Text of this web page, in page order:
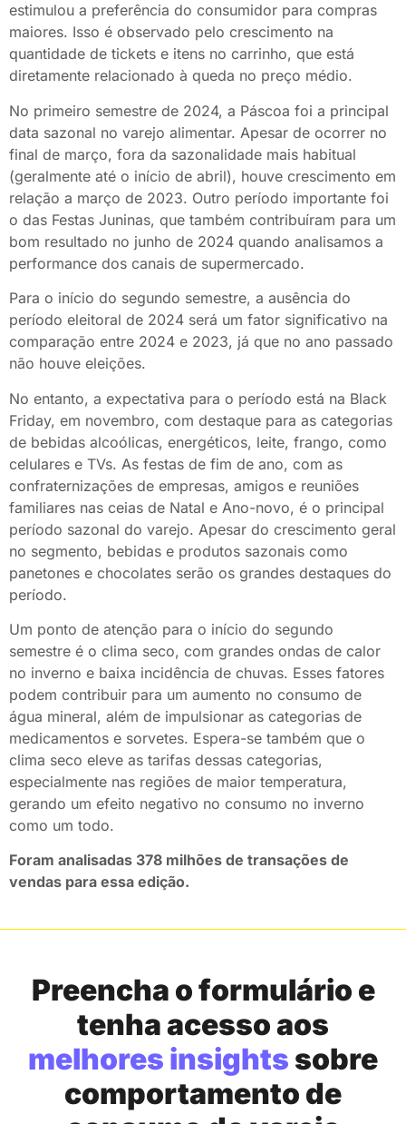
estimulou a preferência do consumidor para compras
maiores. Isso é observado pelo crescimento na
quantidade de tickets e itens no carrinho, que está
diretamente relacionado à queda no preço médio.
No primeiro semestre de 2024, a Páscoa foi a principal
data sazonal no varejo alimentar. Apesar de ocorrer no
final de março, fora da sazonalidade mais habitual
(geralmente até o início de abril), houve crescimento em
relação a março de 2023. Outro período importante foi
o das Festas Juninas, que também contribuíram para um
bom resultado no junho de 2024 quando analisamos a
performance dos canais de supermercado.
Para o início do segundo semestre, a ausência do
período eleitoral de 2024 será um fator significativo na
comparação entre 2024 e 2023, já que no ano passado
não houve eleições.
No entanto, a expectativa para o período está na Black
Friday, em novembro, com destaque para as categorias
de bebidas alcoólicas, energéticos, leite, frango, como
celulares e TVs. As festas de fim de ano, com as
confraternizações de empresas, amigos e reuniões
familiares nas ceias de Natal e Ano-novo, é o principal
período sazonal do varejo. Apesar do crescimento geral
no segmento, bebidas e produtos sazonais como
panetones e chocolates serão os grandes destaques do
período.
Um ponto de atenção para o início do segundo
semestre é o clima seco, com grandes ondas de calor
no inverno e baixa incidência de chuvas. Esses fatores
podem contribuir para um aumento no consumo de
água mineral, além de impulsionar as categorias de
medicamentos e sorvetes. Espera-se também que o
clima seco eleve as tarifas dessas categorias,
especialmente nas regiões de maior temperatura,
gerando um efeito negativo no consumo no inverno
como um todo.
Foram analisadas 378 milhões de transações de
vendas para essa edição.
Preencha o formulário e
tenha acesso aos
melhores insights sobre
comportamento de